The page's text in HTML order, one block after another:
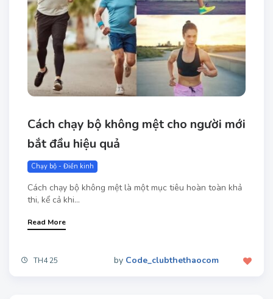
Cách chạy bộ không mệt cho người mới
bắt đầu hiệu quả
Chạy bộ - Điền kinh
Cách chạy bộ không mệt là một mục tiêu hoàn toàn khả
thi, kể cả khi...
Read More
TH4 25 by Code_clubthethaocom